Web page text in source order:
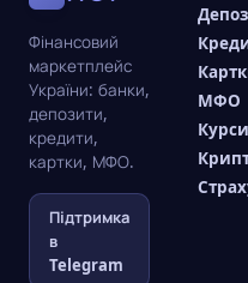
Фінансовий
маркетплейс
України: банки,
депозити,
кредити,
картки, МФО.
Підтримка
в
Telegram
МФО